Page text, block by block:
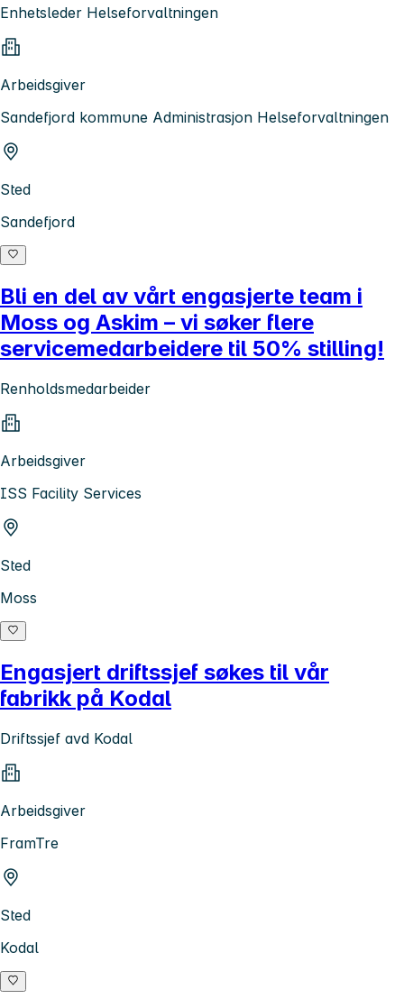
Enhetsleder Helseforvaltningen
Arbeidsgiver
Sandefjord kommune Administrasjon Helseforvaltningen
Sted
Sandefjord
Bli en del av vårt engasjerte team i
Moss og Askim – vi søker flere
servicemedarbeidere til 50% stilling!
Renholdsmedarbeider
Arbeidsgiver
ISS Facility Services
Sted
Moss
Engasjert driftssjef søkes til vår
fabrikk på Kodal
Driftssjef avd Kodal
Arbeidsgiver
FramTre
Sted
Kodal